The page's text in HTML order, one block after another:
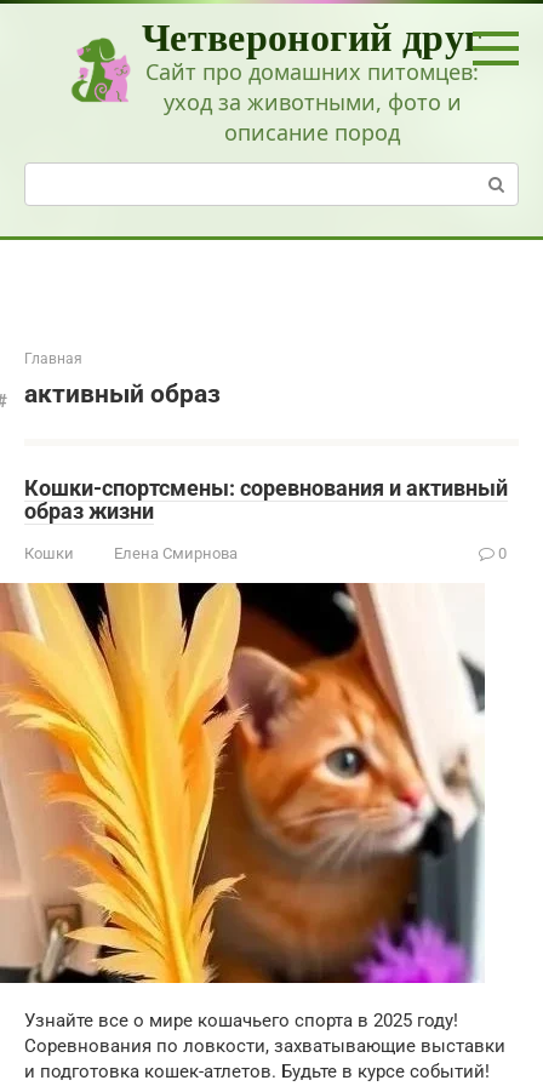
Перейти
Четвероногий друг
Сайт про домашних питомцев:
уход за животными, фото и
описание пород
Поиск:
Главная
активный образ
Кошки-спортсмены: соревнования и активный
образ жизни
Кошки Елена Смирнова 0
Узнайте все о мире кошачьего спорта в 2025 году!
Соревнования по ловкости, захватывающие выставки
и подготовка кошек-атлетов. Будьте в курсе событий!